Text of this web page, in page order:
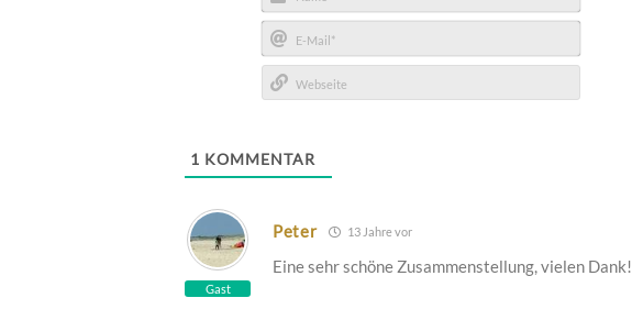
Name*
E-
Mail*
1 KOMMENTAR
Gast
Peter 13 Jahre vor
Eine sehr schöne Zusammenstellung, vielen Dank!